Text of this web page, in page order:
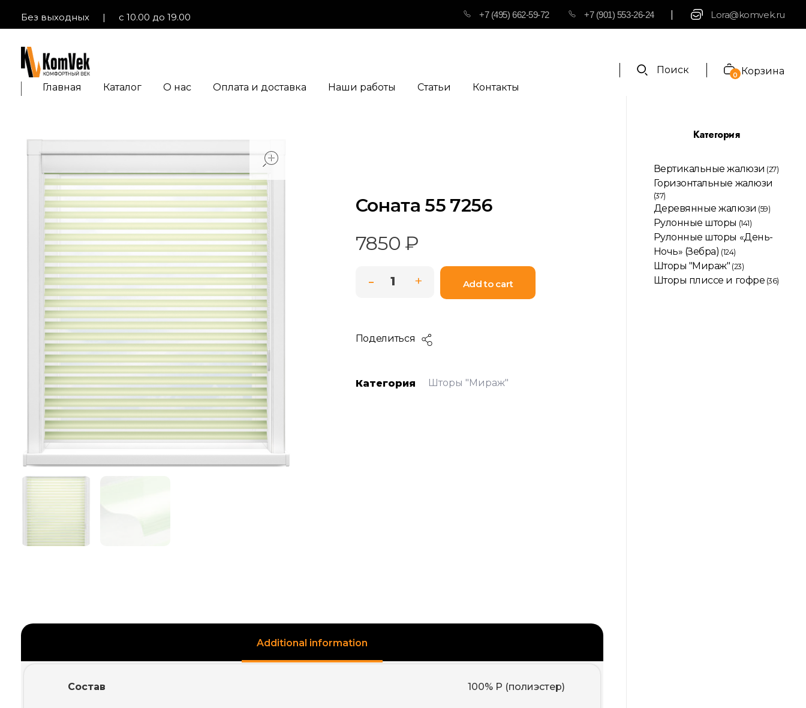
Без выходных | с 10.00 до 19.00 +7 (495) 662-59-72 +7 (901) 553-26-24 Lora@komvek.ru
KOM-VEK.RUГлавная Каталог О нас Оплата и доставка Наши работы Статьи Контакты
Поиск 0 Корзина
Соната 55 7256
7850 ₽
Add to cart
Поделиться
Категория Шторы "Мираж"
Additional information
Состав 100% Р (полиэстер)
Категория
Вертикальные жалюзи (27)
Горизонтальные жалюзи
(37)
Деревянные жалюзи (59)
Рулонные шторы (141)
Рулонные шторы «День-
Ночь» (Зебра) (124)
Шторы "Мираж" (23)
Шторы плиссе и гофре (36)